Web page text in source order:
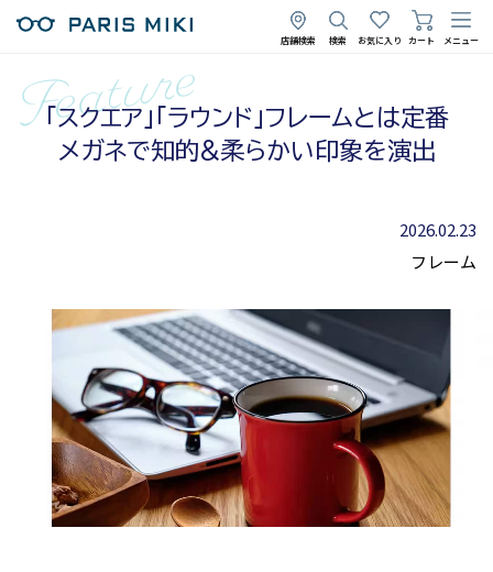
店舗検索 検索 お気に入り カート メニュー
「スクエア」「ラウンド」フレームとは定番
メガネで知的&柔らかい印象を演出
2026.02.23
フレーム